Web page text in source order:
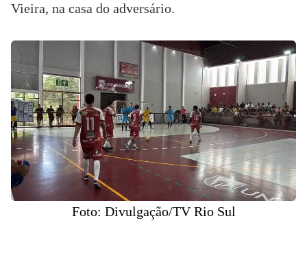
Vieira, na casa do adversário.
Foto: Divulgação/TV Rio Sul